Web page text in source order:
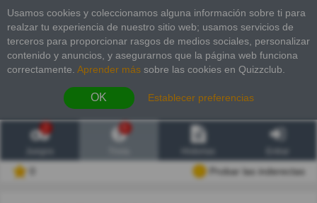
Usamos cookies y coleccionamos alguna información sobre ti para
realzar tu experiencia de nuestro sitio web; usamos servicios de
terceros para proporcionar rasgos de medios sociales, personalizar
contenido y anuncios, y asegurarnos que la página web funciona
correctamente. Aprender más sobre las cookies en Quizzclub.
OK Establecer preferencias
2
Probar las inderectas